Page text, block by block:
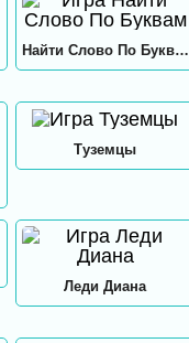
Найти Слово По Буквам
Туземцы
Леди Диана